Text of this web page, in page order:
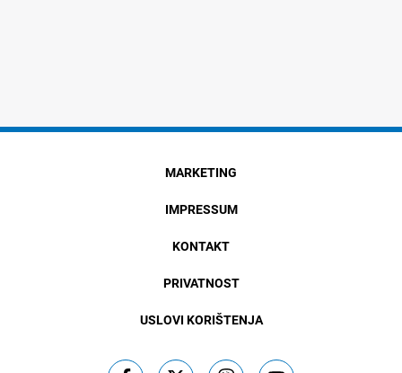
MARKETING
IMPRESSUM
KONTAKT
PRIVATNOST
USLOVI KORIŠTENJA